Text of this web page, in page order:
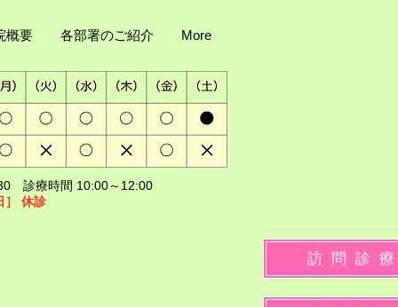
概要 各部署のご紹介 More
診療時間 10:00～12:00
休診
訪 問 診 療